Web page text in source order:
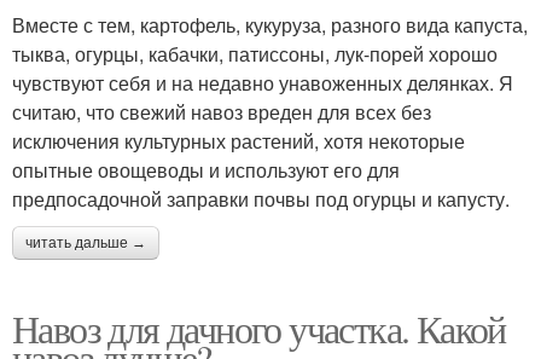
Вместе с тем, картофель, кукуруза, разного вида капуста,
тыква, огурцы, кабачки, патиссоны, лук-порей хорошо
чувствуют себя и на недавно унавоженных делянках. Я
считаю, что свежий навоз вреден для всех без
исключения культурных растений, хотя некоторые
опытные овощеводы и используют его для
предпосадочной заправки почвы под огурцы и капусту.
читать дальше →
Навоз для дачного участка. Какой